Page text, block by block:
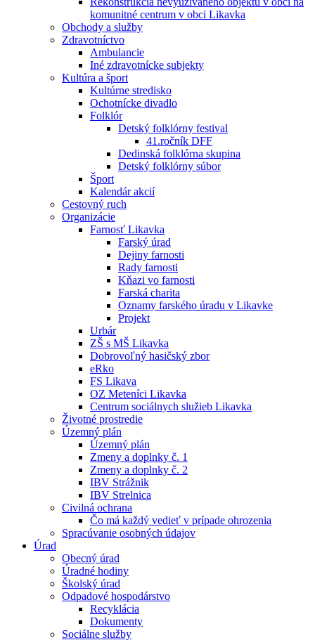
komunitné centrum v obci Likavka
Obchody a služby
Zdravotníctvo
Ambulancie
Iné zdravotnícke subjekty
Kultúra a šport
Kultúrne stredisko
Ochotnícke divadlo
Folklór
Detský folklórny festival
41.ročník DFF
Dedinská folklórna skupina
Detský folklórny súbor
Šport
Kalendár akcií
Cestovný ruch
Organizácie
Farnosť Likavka
Farský úrad
Dejiny farnosti
Rady farnosti
Kňazi vo farnosti
Farská charita
Oznamy farského úradu v Likavke
Projekt
Urbár
ZŠ s MŠ Likavka
Dobrovoľný hasičský zbor
eRko
FS Likava
OZ Meteníci Likavka
Centrum sociálnych služieb Likavka
Životné prostredie
Územný plán
Územný plán
Zmeny a doplnky č. 1
Zmeny a doplnky č. 2
IBV Strážnik
IBV Strelnica
Civilná ochrana
Čo má každý vedieť v prípade ohrozenia
Spracúvanie osobných údajov
Úrad
Obecný úrad
Úradné hodiny
Školský úrad
Odpadové hospodárstvo
Recyklácia
Dokumenty
Sociálne služby